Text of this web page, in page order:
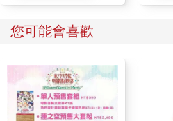
您可能會喜歡